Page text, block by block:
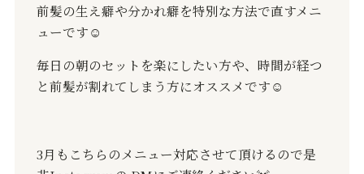
前髪の生え癖や分かれ癖を特別な方法で直すメニ
ューです☺️
毎日の朝のセットを楽にしたい方や、時間が経つ
と前髪が割れてしまう方にオススメです☺️
3月もこちらのメニュー対応させて頂けるので是